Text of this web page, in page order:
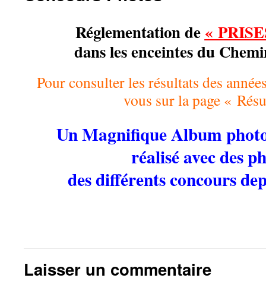
Réglementation de «
dans les enceintes du
Pour consulter les résultats des
vous sur la page «
Un Magnifique Album
réalisé avec des
des différents concours
Laisser un commentaire